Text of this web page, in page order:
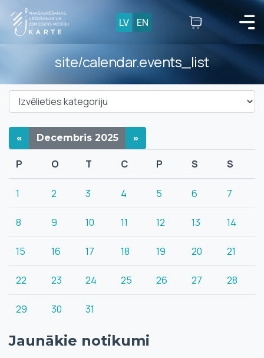
LV EN
site/calendar.events_list
« Decembris 2025 »
P O T C P S S
1 2 3 4 5 6 7
8 9 10 11 12 13 14
15 16 17 18 19 20 21
22 23 24 25 26 27 28
29 30 31
Jaunākie notikumi